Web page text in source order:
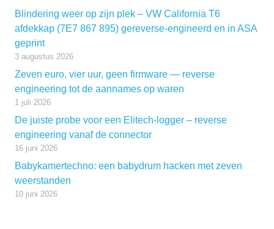
Blindering weer op zijn plek – VW California T6
afdekkap (7E7 867 895) gereverse-engineerd en in ASA
geprint
3 augustus 2026
Zeven euro, vier uur, geen firmware — reverse
engineering tot de aannames op waren
1 juli 2026
De juiste probe voor een Elitech-logger – reverse
engineering vanaf de connector
16 juni 2026
Babykamertechno: een babydrum hacken met zeven
weerstanden
10 juni 2026